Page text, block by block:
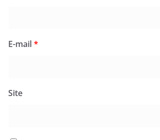
E-mail*
Site